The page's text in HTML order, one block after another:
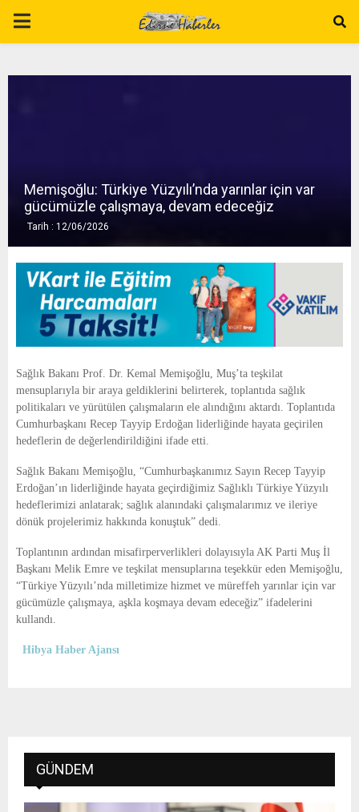
P
A
E
N
Memişoğlu: Türkiye Yüzyılı’nda yarınlar için var
gücümüzle çalışmaya, devam edeceğiz
Tarih : 12/06/2026
Sağlık Bakanı Prof. Dr. Kemal Memişoğlu, Muş’ta teşkilat
mensuplarıyla bir araya geldiklerini belirterek, toplantıda sağlık
politikaları ve yürütülen çalışmaların ele alındığını aktardı. Toplantıda
Cumhurbaşkanı Recep Tayyip Erdoğan liderliğinde hayata geçirilen
hedeflerin de değerlendirildiğini ifade etti.
Sağlık Bakanı Memişoğlu, “Cumhurbaşkanımız Sayın Recep Tayyip
Erdoğan’ın liderliğinde hayata geçirdiğimiz Sağlıklı Türkiye Yüzyılı
hedeflerimizi anlatarak; sağlık alanındaki çalışmalarımız ve ileriye
dönük projelerimiz hakkında konuştuk” dedi.
Toplantının ardından misafirperverlikleri dolayısıyla AK Parti Muş İl
Başkanı Melik Emre ve teşkilat mensuplarına teşekkür eden Memişoğlu,
“Türkiye Yüzyılı’nda milletimize hizmet ve müreffeh yarınlar için var
gücümüzle çalışmaya, aşkla koşmaya devam edeceğiz” ifadelerini
kullandı.
Hibya Haber Ajansı
GÜNDEM